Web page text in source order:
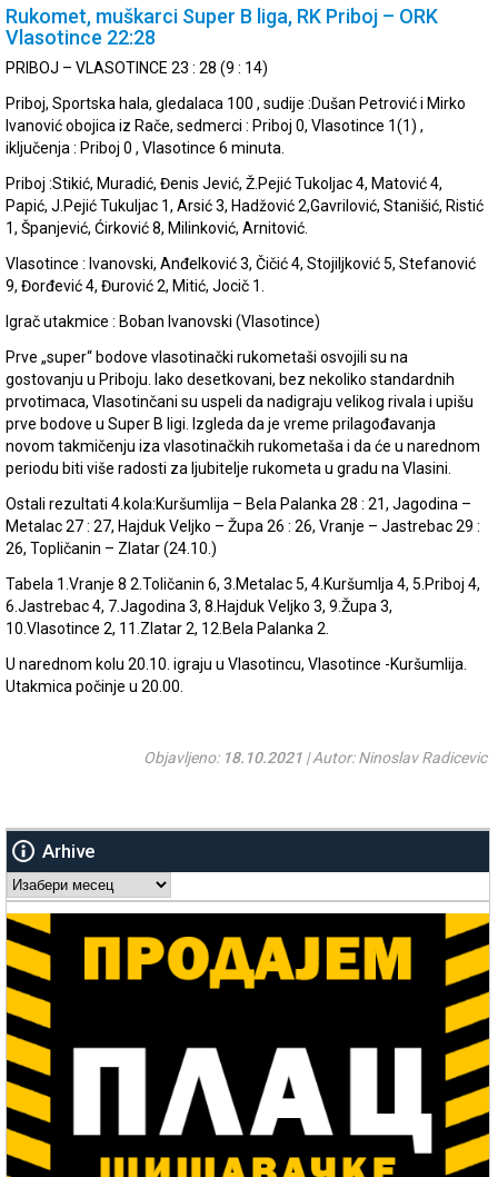
Rukomet, muškarci Super B liga, RK Priboj – ORK
Vlasotince 22:28
PRIBOJ – VLASOTINCE 23 : 28 (9 : 14)
Priboj, Sportska hala, gledalaca 100 , sudije :Dušan Petrović i Mirko
Ivanović obojica iz Rače, sedmerci : Priboj 0, Vlasotince 1(1) ,
iključenja : Priboj 0 , Vlasotince 6 minuta.
Priboj :Stikić, Muradić, Đenis Jević, Ž.Pejić Tukoljac 4, Matović 4,
Papić, J.Pejić Tukuljac 1, Arsić 3, Hadžović 2,Gavrilović, Stanišić, Ristić
1, Španjević, Ćirković 8, Milinković, Arnitović.
Vlasotince : Ivanovski, Anđelković 3, Čičić 4, Stojiljković 5, Stefanović
9, Đorđević 4, Đurović 2, Mitić, Jocič 1.
Igrač utakmice : Boban Ivanovski (Vlasotince)
Prve „super“ bodove vlasotinački rukometaši osvojili su na
gostovanju u Priboju. Iako desetkovani, bez nekoliko standardnih
prvotimaca, Vlasotinčani su uspeli da nadigraju velikog rivala i upišu
prve bodove u Super B ligi. Izgleda da je vreme prilagođavanja
novom takmičenju iza vlasotinačkih rukometaša i da će u narednom
periodu biti više radosti za ljubitelje rukometa u gradu na Vlasini.
Ostali rezultati 4.kola:Kuršumlija – Bela Palanka 28 : 21, Jagodina –
Metalac 27 : 27, Hajduk Veljko – Župa 26 : 26, Vranje – Jastrebac 29 :
26, Topličanin – Zlatar (24.10.)
Tabela 1.Vranje 8 2.Toličanin 6, 3.Metalac 5, 4.Kuršumlja 4, 5.Priboj 4,
6.Jastrebac 4, 7.Jagodina 3, 8.Hajduk Veljko 3, 9.Župa 3,
10.Vlasotince 2, 11.Zlatar 2, 12.Bela Palanka 2.
U narednom kolu 20.10. igraju u Vlasotincu, Vlasotince -Kuršumlija.
Utakmica počinje u 20.00.
Objavljeno: 18.10.2021 | Autor: Ninoslav Radicevic
Arhive
Arhive